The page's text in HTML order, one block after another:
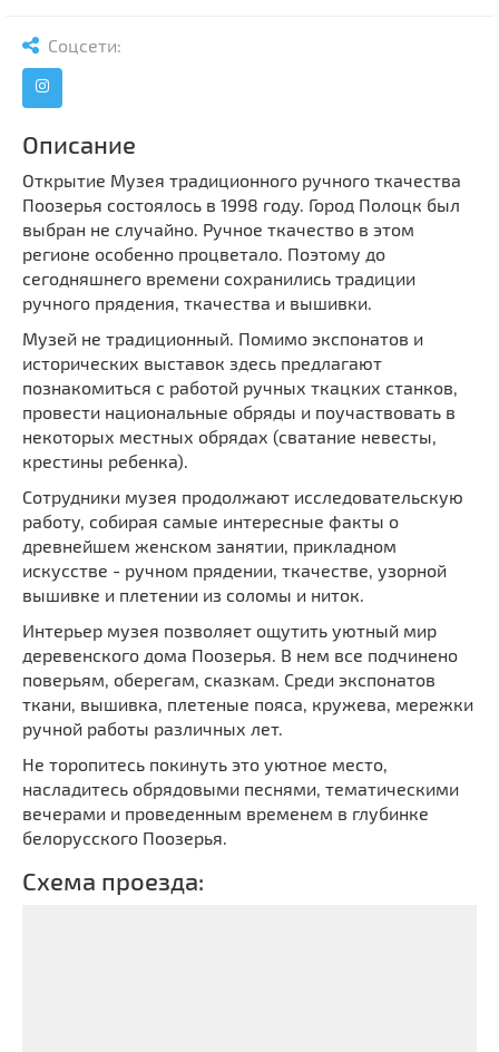
Костелы
Мечети
Синагоги
Кладбище
Культурные центры
Галереи
Концертные залы
Выберите направление
Соцсети:
Описание
Открытие Музея традиционного ручного ткачества
Поозерья состоялось в 1998 году. Город Полоцк был
выбран не случайно. Ручное ткачество в этом
регионе особенно процветало. Поэтому до
сегодняшнего времени сохранились традиции
ручного прядения, ткачества и вышивки.
Музей не традиционный. Помимо экспонатов и
исторических выставок здесь предлагают
познакомиться с работой ручных ткацких станков,
провести национальные обряды и поучаствовать в
некоторых местных обрядах (сватание невесты,
крестины ребенка).
Сотрудники музея продолжают исследовательскую
работу, собирая самые интересные факты о
древнейшем женском занятии, прикладном
искусстве - ручном прядении, ткачестве, узорной
вышивке и плетении из соломы и ниток.
Интерьер музея позволяет ощутить уютный мир
деревенского дома Поозерья. В нем все подчинено
поверьям, оберегам, сказкам. Среди экспонатов
ткани, вышивка, плетеные пояса, кружева, мережки
ручной работы различных лет.
Не торопитесь покинуть это уютное место,
насладитесь обрядовыми песнями, тематическими
вечерами и проведенным временем в глубинке
белорусского Поозерья.
Схема проезда: